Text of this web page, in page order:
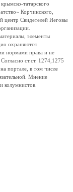
татарского
Корчинского,
центр Свидетелей Иеговы
элементы
охраняются
нормами права и не
ст.ст. 1274,1275
портале, в том числе
Мнение
колумнистов.